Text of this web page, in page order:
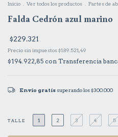
Inicio Ver todos los productos Partes de
Falda Cedrón azul marino
$229.321
Precio sin impuestos$189.521,49
$194.922,85 con Transferencia
Envío gratissuperando los$300.000
TALLE 1 2 3 4 5